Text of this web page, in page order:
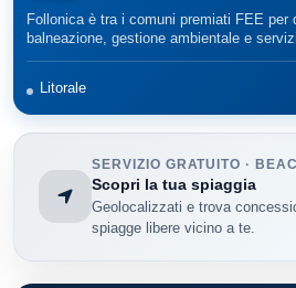
Follonica è tra i comuni premiati FEE per
balneazione, gestione ambientale e servizi.
Litorale
SERVIZIO GRATUITO ·
Scopri la tua spiaggia
Geolocalizzati e trova
spiagge libere vicino a te.